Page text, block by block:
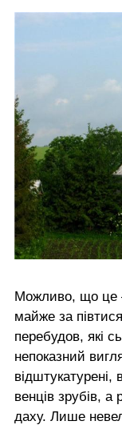
Можливо, що це
майже за
перебудов, які
непоказний
відштукатурені,
венців зрубів,
даху. Лише